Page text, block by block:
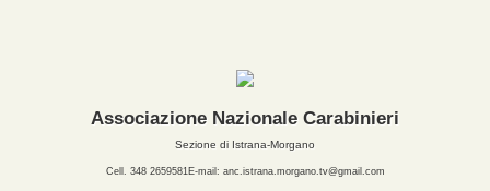
Associazione Nazionale Carabinieri
Sezione di Istrana-Morgano
Cell. 348 2659581E-mail: anc.istrana.morgano.tv@gmail.com